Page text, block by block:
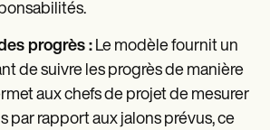
progrès : Le modèle fournit un
de suivre les progrès de manière
aux chefs de projet de mesurer
par rapport aux jalons prévus, ce